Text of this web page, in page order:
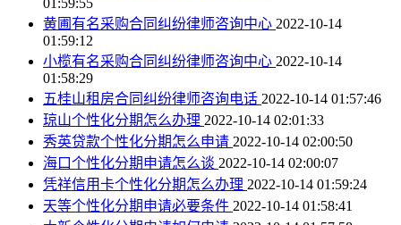
黄圃有名采购合同纠纷律师咨询中心 2022-10-14
01:59:12
小榄有名采购合同纠纷律师咨询中心 2022-10-14
01:58:29
五桂山租房合同纠纷律师咨询电话 2022-10-14 01:57:46
琼山个性化分期怎么办理 2022-10-14 02:01:33
秀英贷款个性化分期怎么申请 2022-10-14 02:00:50
海口个性化分期申请怎么谈 2022-10-14 02:00:07
凭祥信用卡个性化分期怎么办理 2022-10-14 01:59:24
天等个性化分期申请必要条件 2022-10-14 01:58:41